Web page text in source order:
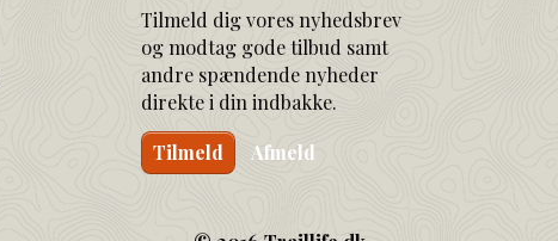
Tilmeld dig vores nyhedsbrev
og modtag gode tilbud samt
andre spændende nyheder
direkte i din indbakke.
Tilmeld Afmeld